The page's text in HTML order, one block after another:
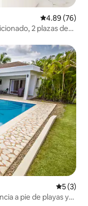
Calificación
4.89 (76)
2 plazas de
5 (3)
a pie de playas y